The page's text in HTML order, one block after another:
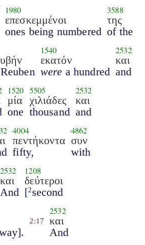
1980
επεσκεμμένοι
ones being numbered
3588
της
of the
1540
εκατόν
were a hundred
2532
και
and
1520
μία
one
5505
χιλιάδες
thousand
2532
και
and
4004
πεντήκοντα
fifty,
4862
συν
with
2532
και
And
1208
δεύτεροι
[2 second
2:17
2532
και
And